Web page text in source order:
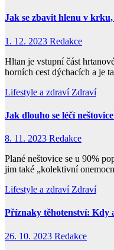
Jak se zbavit hlenu v
1. 12. 2023 Redakce
Hltan je vstupní část
horních cest dýchacích a je
Lifestyle a zdraví Zdraví
Jak dlouho se léčí
8. 11. 2023 Redakce
Plané neštovice se u 90%
jim také „kolektivní
Lifestyle a zdraví Zdraví
Příznaky těhotenství: Kdy
26. 10. 2023 Redakce